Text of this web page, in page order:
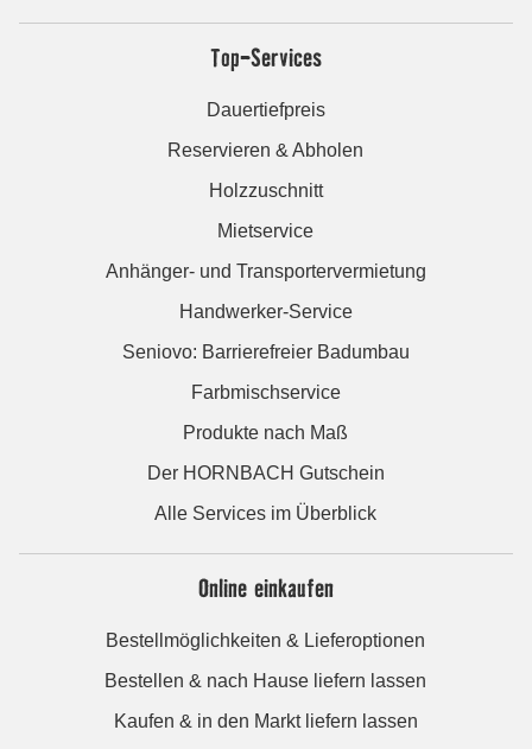
Top-Services
Dauertiefpreis
Reservieren & Abholen
Holzzuschnitt
Mietservice
Anhänger- und Transportervermietung
Handwerker-Service
Seniovo: Barrierefreier Badumbau
Farbmischservice
Produkte nach Maß
Der HORNBACH Gutschein
Alle Services im Überblick
Online einkaufen
Bestellmöglichkeiten & Lieferoptionen
Bestellen & nach Hause liefern lassen
Kaufen & in den Markt liefern lassen